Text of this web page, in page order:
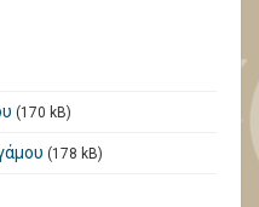
(170 kB)
(178 kB)